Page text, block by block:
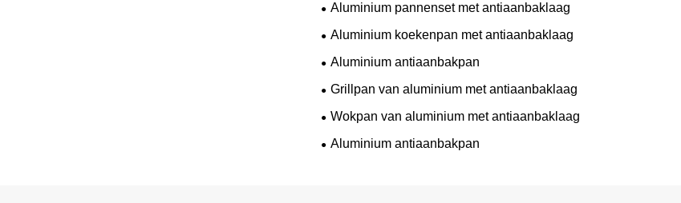
Aluminium pannenset met antiaanbaklaag
Aluminium koekenpan met antiaanbaklaag
Aluminium antiaanbakpan
Grillpan van aluminium met antiaanbaklaag
Wokpan van aluminium met antiaanbaklaag
Aluminium antiaanbakpan